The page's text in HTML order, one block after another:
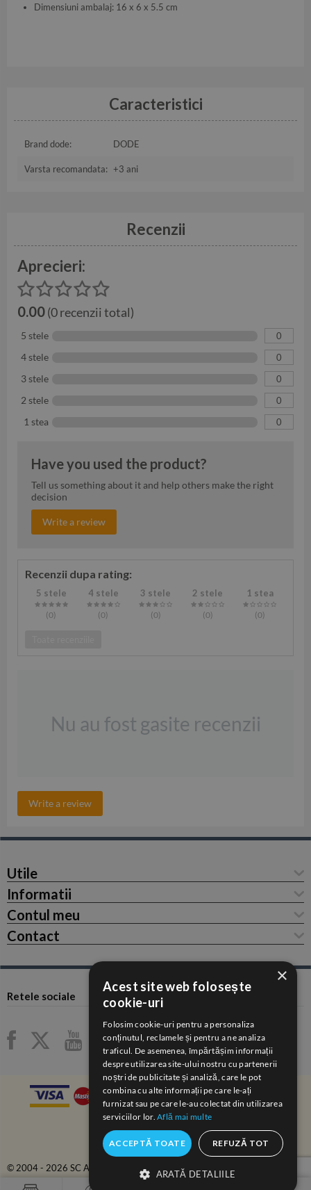
Dimensiuni ambalaj: 16 x 6 x 5.5 cm
Caracteristici
Brand dode: DODE
Varsta recomandata: +3 ani
Recenzii
Aprecieri:
0.00(0 recenzii total)
5 stele 0
4 stele 0
3 stele 0
2 stele 0
1 stea 0
Have you used the product?
Tell us something about it and help others make the right
decision
Write a review
Recenzii dupa rating:
5 stele
(0)
4 stele
(0)
3 stele
(0)
2 stele
(0)
1 stea
(0)
Nu au fost gasite recenzii
Write a review
Utile
Informatii
Contul meu
Contact
Retele sociale
© 2004 - 2026 SC ANAIDA COM-SERV SRL.
×
Acest site web folosește
cookie-uri
Folosim cookie-uri pentru a personaliza
conținutul, reclamele și pentru a ne analiza
traficul. De asemenea, împărtășim informații
despre utilizarea site-ului nostru cu partenerii
noștri de publicitate și analiză, care le pot
combina cu alte informații pe care le-ați
furnizat sau pe care le-au colectat din utilizarea
serviciilor lor.Află mai multe
ACCEPTĂ TOATE REFUZĂ TOT
ARATĂ DETALIILE